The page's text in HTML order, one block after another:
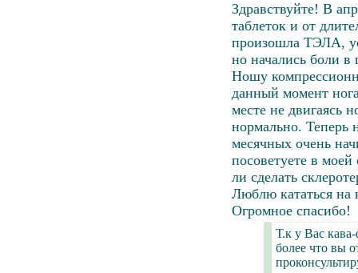
Здравствуйте! В
таблеток и от
произошла ТЭЛА,
но начались боли в
Ношу
данный момент
месте не двигаясь
нормально. Теперь
месячных очень
посоветуете в
ли сделать
Люблю кататься на
Огромное спасибо!
Т.к у Вас
более что вы